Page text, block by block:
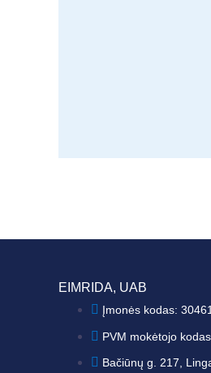
EIMRIDA, UAB
Įmonės kodas:
PVM mokėtojo
Bačiūnų g. 217,